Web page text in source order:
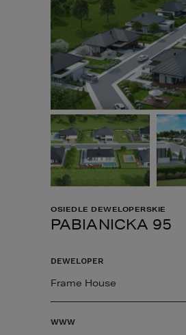
OSIEDLE DEWELOPERSKIE
PABIANICKA 95
DEWELOPER
Frame House
WWW